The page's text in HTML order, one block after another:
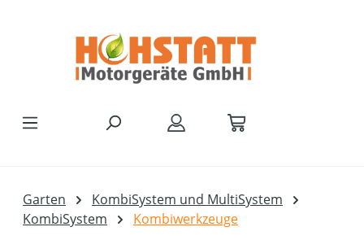
Garten
KombiSystem und MultiSystem
KombiSystem
Kombiwerkzeuge